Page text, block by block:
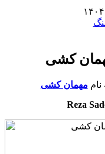
کشی
نام مهمان کشی
Reza